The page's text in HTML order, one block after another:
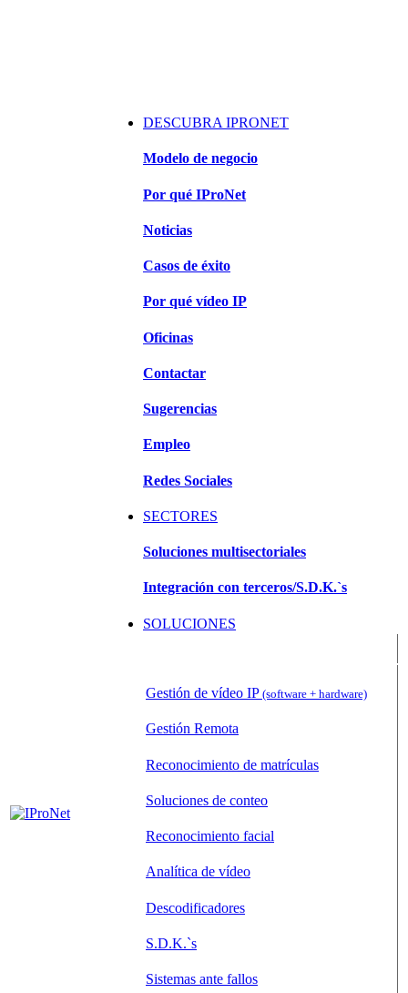
DESCUBRA IPRONET
Modelo de negocio
Por qué IProNet
Noticias
Casos de éxito
Por qué vídeo IP
Oficinas
Contactar
Sugerencias
Empleo
Redes Sociales
SECTORES
Soluciones multisectoriales
Integración con terceros/S.D.K.`s
SOLUCIONES
Gestión de vídeo IP (software + hardware)
Gestión Remota
Reconocimiento de matrículas
Soluciones de conteo
Reconocimiento facial
Analítica de vídeo
Descodificadores
S.D.K.`s
Sistemas ante fallos